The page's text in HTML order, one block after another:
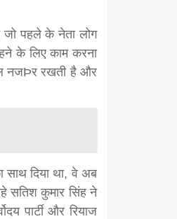
जो पहले के नेता लोग
के लिए काम करना
नजÞर रखती है और
दिया था, वे अब
सतिश कुमार सिंह ने
पार्टी और रियाज